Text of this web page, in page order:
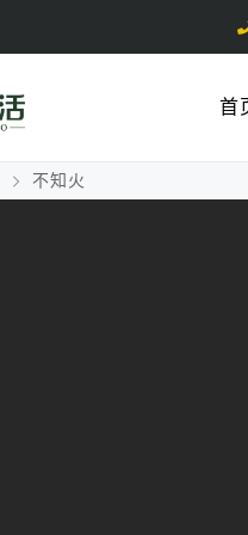
首
不知火